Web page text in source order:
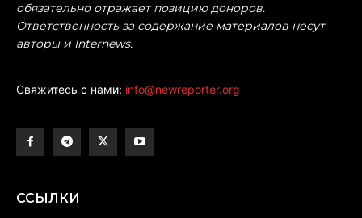
обязательно отражает позицию доноров.
Ответственность за содержание материалов несут
авторы и Internews.
Свяжитесь с нами: info@newreporter.org
ССЫЛКИ